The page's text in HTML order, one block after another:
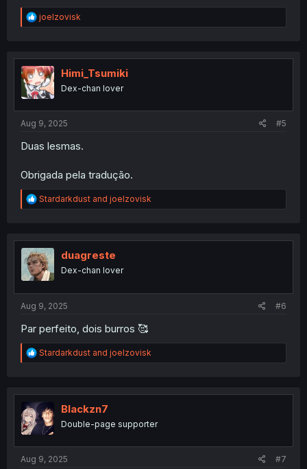
R
e
t
i
o
n
joelzovisk
Himi_Tsumiki
Dex-chan lover
Aug 9, 2025 #5
Duas lesmas.
Obrigada pela tradução.
R
e
t
i
o
n
Stardarkdust and joelzovisk
duagreste
Dex-chan lover
Aug 9, 2025 #6
Par perfeito, dois burros 🥰
R
e
t
i
o
n
Stardarkdust and joelzovisk
Blackzn7
Double-page supporter
Aug 9, 2025 #7